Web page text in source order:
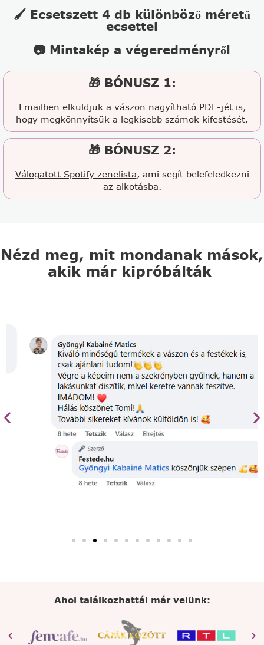
🖌️ Ecsetszett 4 db különböző méretű
ecsettel
📷 Mintakép a végeredményről
🎁 BÓNUSZ 1:
Emailben elküldjük a vászon nagyítható PDF-jét is,
hogy megkönnyítsük a legkisebb számok kifestését.
🎁 BÓNUSZ 2:
Válogatott Spotify zenelista, ami segít belefeledkezni
az alkotásba.
Nézd meg, mit mondanak mások,
akik már kipróbálták
Ahol találkozhattál már velünk: